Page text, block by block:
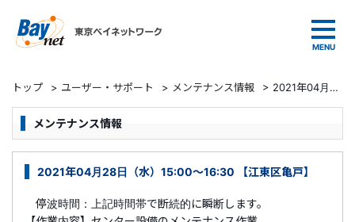
トップ > ユーザー・サポート > メンテナンス情報 > 2021年04月28日（水）15:00～16:30 【江東区亀戸】
メンテナンス情報
2021年04月28日（水）15:00～16:30 【江東区亀戸】
停波時間：上記時間帯で断続的に瞬断します。